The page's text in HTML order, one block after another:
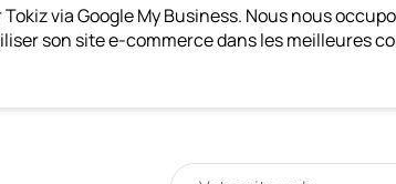
via Google My Business. Nous nous
son site e-commerce dans les meilleures